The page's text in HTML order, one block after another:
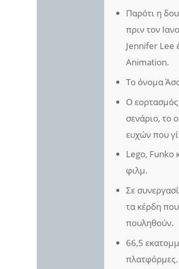
Παρότι η
πριν τον
Jennifer Lee
Animation.
Το όνομα
Ο εορτασμός
σενάριο, το
ευχών που
Lego, Funko
φιλμ.
Σε
τα κέρδη
πουληθούν.
66,5
πλατφόρμες.